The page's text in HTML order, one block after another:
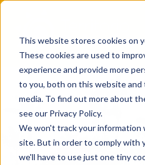
This website stores cookies on
These cookies are used to
experience and provide more
to you, both on this website
media. To find out more about
see our Privacy Policy.
We won't track your information
site. But in order to comply with
we'll have to use just one tiny